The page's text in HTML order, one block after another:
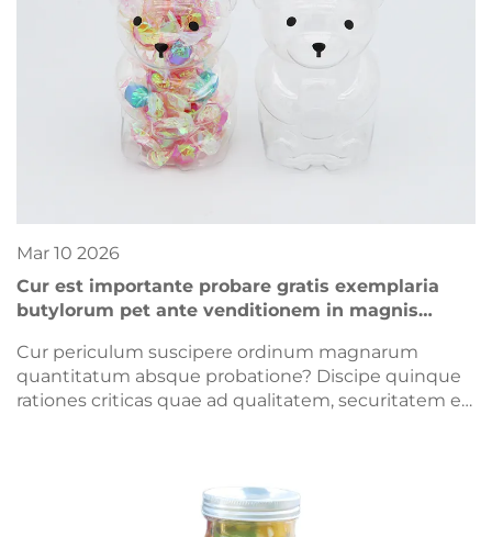
Mar 10 2026
Cur est importante probare gratis exemplaria
butylorum pet ante venditionem in magnis
Cur periculum suscipere ordinum magnarum
quantitatum absque probatione? Discipe quinque
rationes criticas quae ad qualitatem, securitatem et